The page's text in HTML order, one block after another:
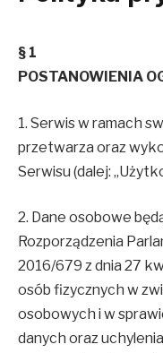
§ 1
POSTANOWIENIA
1. Serwis w ramach
przetwarza oraz
Serwisu (dalej:
2. Dane osobowe
Rozporządzenia
2016/679 z dnia 27
osób fizycznych w
osobowych i w
danych oraz